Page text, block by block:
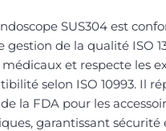
SUS304 est
gestion de la qualité ISO
et respecte les
selon ISO 10993. Il
la FDA pour les
garantissant sécurité